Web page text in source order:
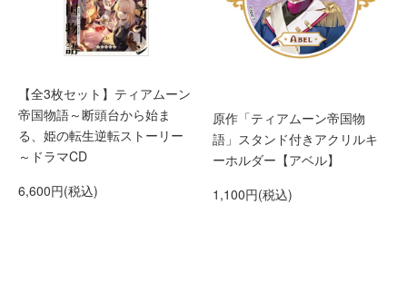
【全3枚セット】ティアムーン
帝国物語～断頭台から始ま
る、姫の転生逆転ストーリー
～ドラマCD
6,600円(税込)
原作「ティアムーン帝国物
語」スタンド付きアクリルキ
ーホルダー【アベル】
1,100円(税込)